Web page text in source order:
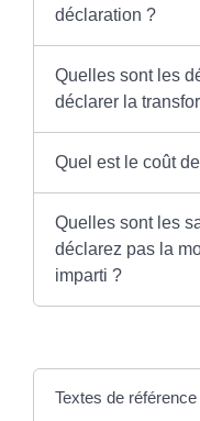
déclaration ?
Quelles sont les
déclarer la
Quel est le coût
Quelles sont les
déclarez pas la
imparti ?
Textes de référence